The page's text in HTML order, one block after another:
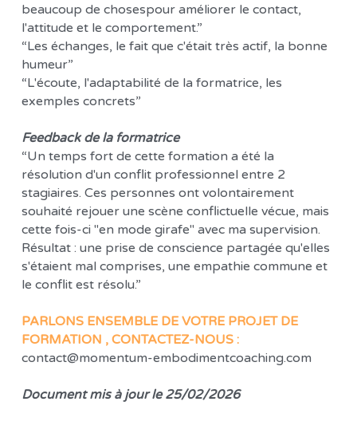
beaucoup de chosespour améliorer le contact,
l'attitude et le comportement.”
“Les échanges, le fait que c'était très actif, la bonne
humeur”
“L'écoute, l'adaptabilité de la formatrice, les
exemples concrets”
Feedback de la formatrice
“Un temps fort de cette formation a été la
résolution d'un conflit professionnel entre 2
stagiaires. Ces personnes ont volontairement
souhaité rejouer une scène conflictuelle vécue, mais
cette fois-ci "en mode girafe" avec ma supervision.
Résultat : une prise de conscience partagée qu'elles
s'étaient mal comprises, une empathie commune et
le conflit est résolu.”
PARLONS ENSEMBLE DE VOTRE PROJET DE
FORMATION , CONTACTEZ-NOUS :
contact@momentum-embodimentcoaching.com
Document mis à jour le 25/02/2026